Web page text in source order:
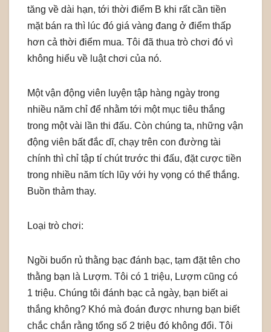
tăng về dài hạn, tới thời điểm B khi rất cần tiền
mặt bán ra thì lúc đó giá vàng đang ở điểm thấp
hơn cả thời điểm mua. Tôi đã thua trò chơi đó vì
không hiểu về luật chơi của nó.
Một vận động viên luyện tập hàng ngày trong
nhiều năm chỉ để nhằm tới một mục tiêu thắng
trong một vài lần thi đấu. Còn chúng ta, những vận
động viên bất đắc dĩ, chạy trên con đường tài
chính thì chỉ tập tí chút trước thi đấu, đặt cược tiền
trong nhiều năm tích lũy với hy vọng có thể thắng.
Buồn thảm thay.
Loại trò chơi:
Ngồi buổn rủ thằng bạc đánh bạc, tạm đặt tên cho
thằng bạn là Lượm. Tôi có 1 triệu, Lượm cũng có
1 triệu. Chúng tôi đánh bạc cả ngày, bạn biết ai
thắng không? Khó mà đoán được nhưng bạn biết
chắc chắn rằng tổng số 2 triệu đó không đổi. Tôi